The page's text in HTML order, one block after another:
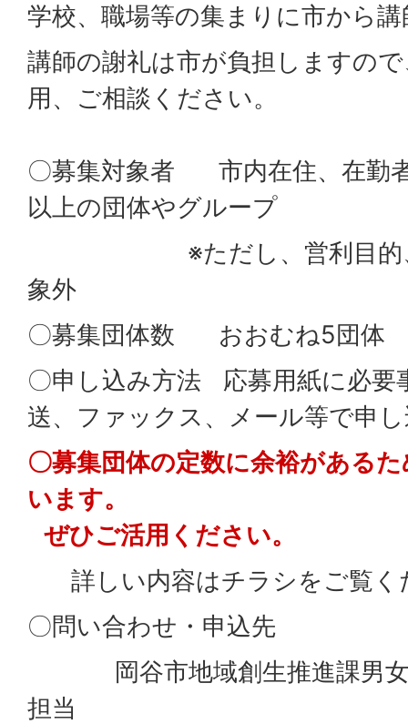
学校、職場等の集まりに市から
講師の謝礼は市が負担しますの
用、ご相談ください。
〇募集対象者 市内在住、在勤
以上の団体やグループ
※ただし、営利目的、政
象外
〇募集団体数 おおむね5団体
〇申し込み方法 応募用紙に必要
送、ファックス、メール等で申
〇募集団体の定数に余裕がある
います。
ぜひご活用ください。
詳しい内容はチラシをご覧く
〇問い合わせ・申込先
岡谷市地域創生推進課男女
担当